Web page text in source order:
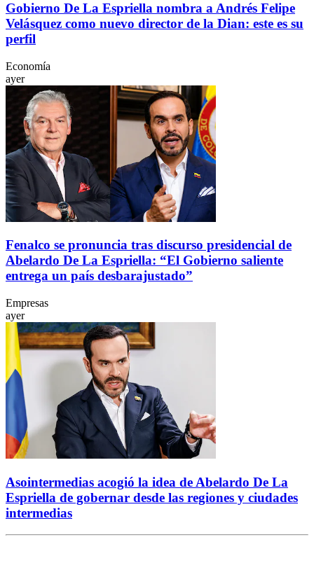
Gobierno De La Espriella nombra a Andrés Felipe
Velásquez como nuevo director de la Dian: este es su
perfil
Economía
ayer
Fenalco se pronuncia tras discurso presidencial de
Abelardo De La Espriella: “El Gobierno saliente
entrega un país desbarajustado”
Empresas
ayer
Asointermedias acogió la idea de Abelardo De La
Espriella de gobernar desde las regiones y ciudades
intermedias